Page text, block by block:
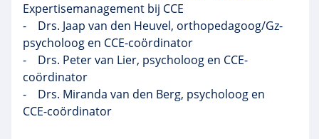
Expertisemanagement bij CCE
- Drs. Jaap van den Heuvel, orthopedagoog/Gz-
psycholoog en CCE-coördinator
- Drs. Peter van Lier, psycholoog en CCE-
coördinator
- Drs. Miranda van den Berg, psycholoog en
CCE-coördinator